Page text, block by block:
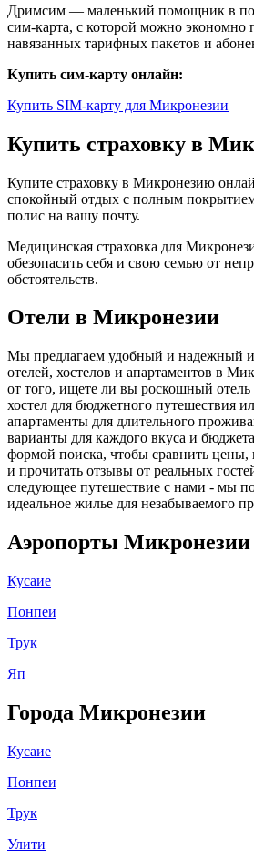
Дримсим — маленький помощник в
сим-карта, с которой можно экономно
навязанных тарифных пакетов и
Купить сим-карту онлайн:
Купить SIM-карту для Микронезии
Купить страховку в
Купите страховку в Микронезию
спокойный отдых с полным
полис на вашу почту.
Медицинская страховка для
обезопасить себя и свою семью от
обстоятельств.
Отели в Микронезии
Мы предлагаем удобный и надежный
отелей, хостелов и апартаментов в
от того, ищете ли вы роскошный
хостел для бюджетного путешествия
апартаменты для длительного
варианты для каждого вкуса и
формой поиска, чтобы сравнить цены,
и прочитать отзывы от реальных
следующее путешествие с нами - мы
идеальное жилье для незабываемого
Аэропорты Микронезии
Кусаие
Понпеи
Трук
Яп
Города Микронезии
Кусаие
Понпеи
Трук
Улити